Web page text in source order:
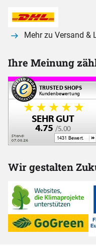
Mehr zu Versand &
Ihre Meinung
Wir gestalten